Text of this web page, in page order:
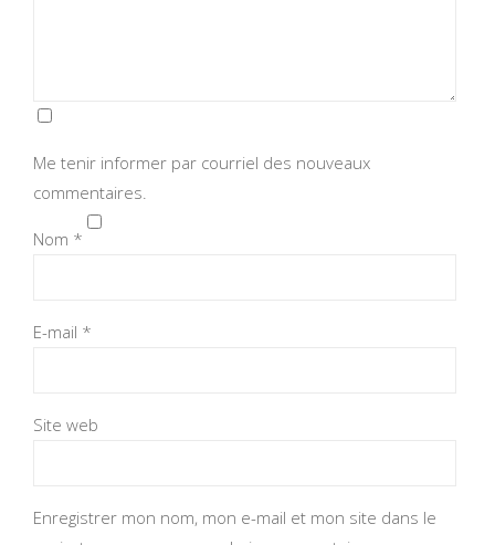
Me tenir informer par courriel des nouveaux
commentaires.
Nom *
E-mail *
Site web
Enregistrer mon nom, mon e-mail et mon site dans le